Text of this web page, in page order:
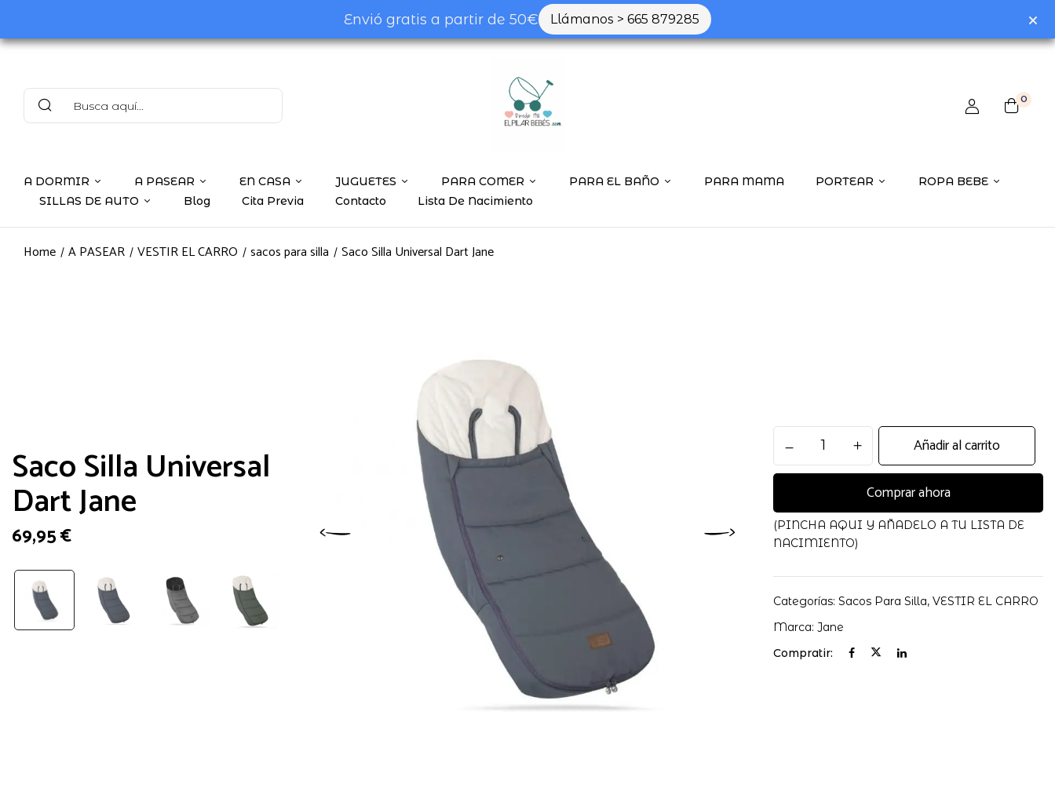
Envió gratis a partir de 50€ Llámanos > 665 879285
0
A DORMIR A PASEAR EN CASA JUGUETES PARA COMER PARA EL BAÑO PARA MAMA PORTEAR
ROPA BEBE
SILLAS DE AUTO
Blog Cita Previa Contacto Lista De Nacimiento
Home A PASEAR VESTIR EL CARRO sacos para silla Saco Silla Universal Dart Jane
Saco Silla Universal
Dart Jane
69,95€
Silla
Universal
Jane
cantidad
Añadir al carrito
Comprar ahora
(PINCHA AQUI Y AÑADELO A TU LISTA DE
NACIMIENTO)
Categorías:Sacos Para Silla,VESTIR EL CARRO
Marca: Jane
Compratir: